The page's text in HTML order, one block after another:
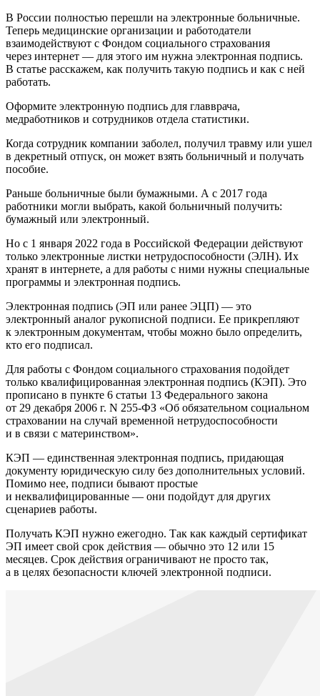
В России полностью перешли на электронные больничные.
Теперь медицинские организации и работодатели
взаимодействуют с Фондом социального страхования
через интернет — для этого им нужна электронная подпись.
В статье расскажем, как получить такую подпись и как с ней
работать.
Оформите электронную подпись для главврача,
медработников и сотрудников отдела статистики.
Когда сотрудник компании заболел, получил травму или ушел
в декретный отпуск, он может взять больничный и получать
пособие.
Раньше больничные были бумажными. А с 2017 года
работники могли выбрать, какой больничный получить:
бумажный или электронный.
Но с 1 января 2022 года в Российской Федерации действуют
только электронные листки нетрудоспособности (ЭЛН). Их
хранят в интернете, а для работы с ними нужны специальные
программы и электронная подпись.
Электронная подпись (ЭП или ранее ЭЦП) — это
электронный аналог рукописной подписи. Ее прикрепляют
к электронным документам, чтобы можно было определить,
кто его подписал.
Для работы с Фондом социального страхования подойдет
только квалифицированная электронная подпись (КЭП). Это
прописано в пункте 6 статьи 13 Федерального закона
от 29 декабря 2006 г. N 255-ФЗ «Об обязательном социальном
страховании на случай временной нетрудоспособности
и в связи с материнством».
КЭП — единственная электронная подпись, придающая
документу юридическую силу без дополнительных условий.
Помимо нее, подписи бывают простые
и неквалифицированные — они подойдут для других
сценариев работы.
Получать КЭП нужно ежегодно. Так как каждый сертификат
ЭП имеет свой срок действия — обычно это 12 или 15
месяцев. Срок действия ограничивают не просто так,
а в целях безопасности ключей электронной подписи.